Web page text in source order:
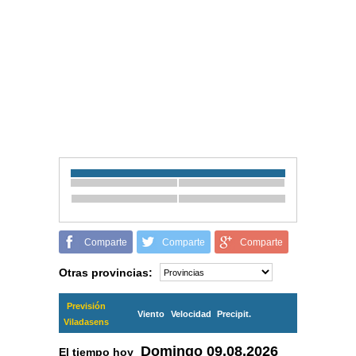
Comparte Comparte Comparte
Otras provincias:
Previsión
Viladasens
Viento Velocidad Precipit.
El tiempo hoy Domingo 09.08.2026